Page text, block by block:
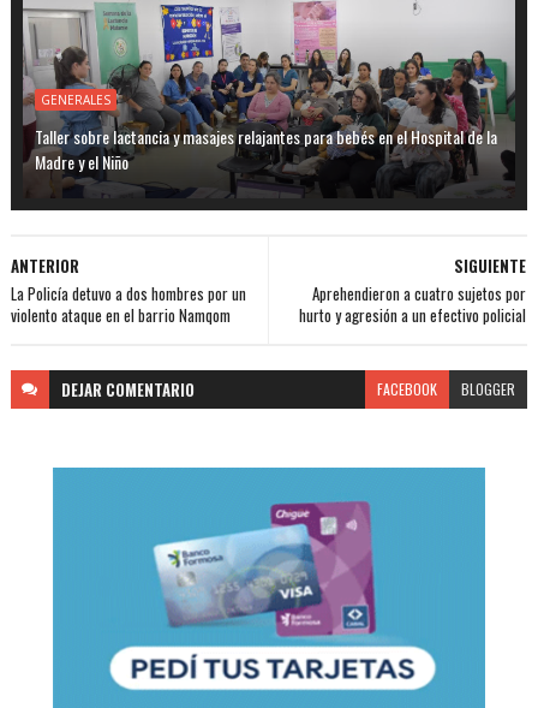
GENERALES
Taller sobre lactancia y masajes relajantes para bebés en el Hospital de la
Madre y el Niño
SIGUIENTE
Aprehendieron a cuatro sujetos por
hurto y agresión a un efectivo policial
ANTERIOR
La Policía detuvo a dos hombres por un
violento ataque en el barrio Namqom
DEJAR COMENTARIO FACEBOOK BLOGGER